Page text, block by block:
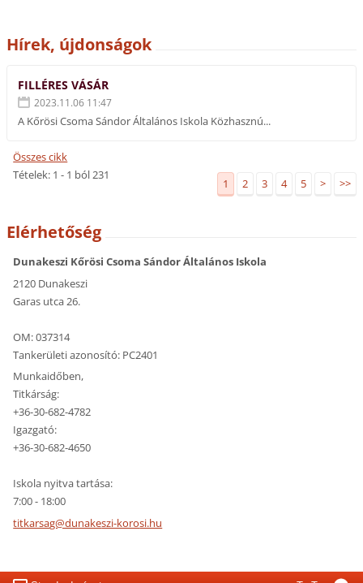
Hírek, újdonságok
FILLÉRES VÁSÁR
2023.11.06 11:47
A Kőrösi Csoma Sándor Általános Iskola Közhasznú...
Összes cikk
Tételek: 1 - 1 ból 231
1 2 3 4 5 > >>
Elérhetőség
Dunakeszi Kőrösi Csoma Sándor Általános Iskola
2120 Dunakeszi
Garas utca 26.
OM: 037314
Tankerületi azonosító: PC2401
Munkaidőben,
Titkárság:
+36-30-682-4782
Igazgató:
+36-30-682-4650
Iskola nyitva tartása:
7:00 - 18:00
titkarsag@dunakeszi-korosi.hu